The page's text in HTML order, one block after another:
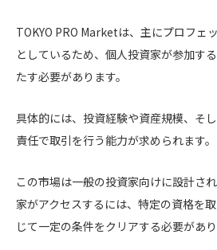
TOKYO PRO Marketは、主にプロフェ
としているため、個人投資家が参加す
たす必要があります。
具体的には、投資経験や資産規模、そ
責任で取引を行う能力が求められます。
この市場は一般の投資家向けに設計さ
家がアクセスするには、特定の資格を
じて一定の条件をクリアする必要があり